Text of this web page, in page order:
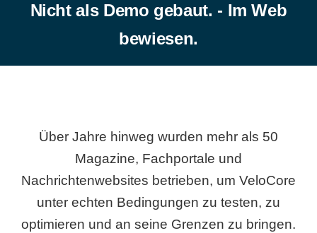
Nicht als Demo gebaut. - Im Web
bewiesen.
Über Jahre hinweg wurden mehr als 50
Magazine, Fachportale und
Nachrichtenwebsites betrieben, um VeloCore
unter echten Bedingungen zu testen, zu
optimieren und an seine Grenzen zu bringen.